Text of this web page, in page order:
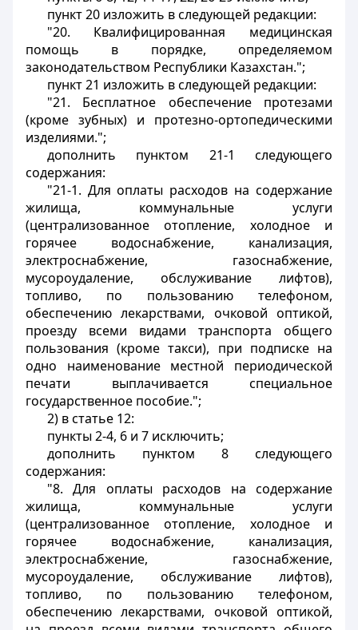
пункт 20 изложить в следующей редакции:
"20. Квалифицированная медицинская
помощь в порядке, определяемом
законодательством Республики Казахстан.";
пункт 21 изложить в следующей редакции:
"21. Бесплатное обеспечение протезами
(кроме зубных) и протезно-ортопедическими
изделиями.";
дополнить пунктом 21-1 следующего
содержания:
"21-1. Для оплаты расходов на содержание
жилища, коммунальные услуги
(централизованное отопление, холодное и
горячее водоснабжение, канализация,
электроснабжение, газоснабжение,
мусороудаление, обслуживание лифтов),
топливо, по пользованию телефоном,
обеспечению лекарствами, очковой оптикой,
проезду всеми видами транспорта общего
пользования (кроме такси), при подписке на
одно наименование местной периодической
печати выплачивается специальное
государственное пособие.";
2) в статье 12:
пункты 2-4, 6 и 7 исключить;
дополнить пунктом 8 следующего
содержания:
"8. Для оплаты расходов на содержание
жилища, коммунальные услуги
(централизованное отопление, холодное и
горячее водоснабжение, канализация,
электроснабжение, газоснабжение,
мусороудаление, обслуживание лифтов),
топливо, по пользованию телефоном,
обеспечению лекарствами, очковой оптикой,